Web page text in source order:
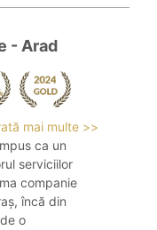
- Arad
mai multe >>
ca un
serviciilor
companie
încă din
o